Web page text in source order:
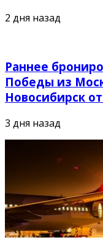
2 дня назад
Раннее
Победы из
Новосибирск
3 дня назад